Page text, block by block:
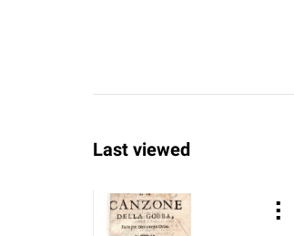
Last viewed